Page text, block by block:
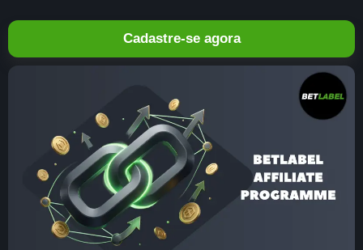
Cadastre-se agora